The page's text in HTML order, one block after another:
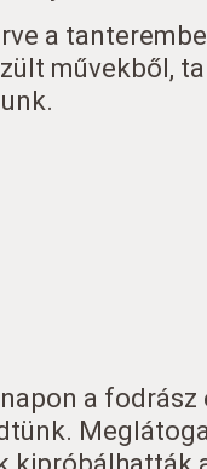
a
művekből,
a fodrász